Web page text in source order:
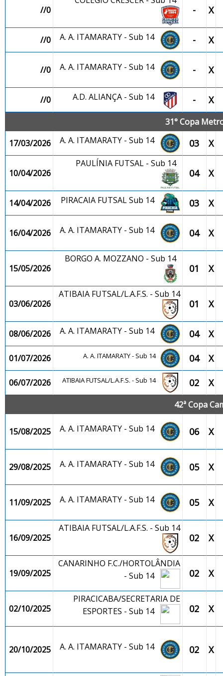
//0 - X
//0 A. A. ITAMARATY - Sub 14 - X
//0 A. A. ITAMARATY - Sub 14 - X
//0 A.D. ALIANÇA - Sub 14 - X
31° Copa
17/03/2026
A. A. ITAMARATY - Sub 14 03 X
10/04/2026
PAULÍNIA FUTSAL - Sub 14
04 X
14/04/2026 PIRACAIA FUTSAL Sub 14 03 X
16/04/2026 A. A. ITAMARATY - Sub 14 04 X
15/05/2026
BORGO A. MOZZANO - Sub 14
01 X
03/06/2026
ATIBAIA FUTSAL/L.A.F.S. - Sub 14
01 X
08/06/2026 A. A. ITAMARATY - Sub 14 04 X
01/07/2026 A. A. ITAMARATY - Sub 14 04 X
06/07/2026 ATIBAIA FUTSAL/L.A.F.S. - Sub 14 02 X
42ª Copa
15/08/2025 A. A. ITAMARATY - Sub 14 06 X
29/08/2025 A. A. ITAMARATY - Sub 14 05 X
11/09/2025 A. A. ITAMARATY - Sub 14 05 X
16/09/2025
ATIBAIA FUTSAL/L.A.F.S. - Sub 14
02 X
19/09/2025
CANARINHO F.C./HORTOLÂNDIA
- Sub 14
02 X
02/10/2025
PIRACICABA/SECRETARIA DE
ESPORTES - Sub 14
02 X
20/10/2025 A. A. ITAMARATY - Sub 14 02 X